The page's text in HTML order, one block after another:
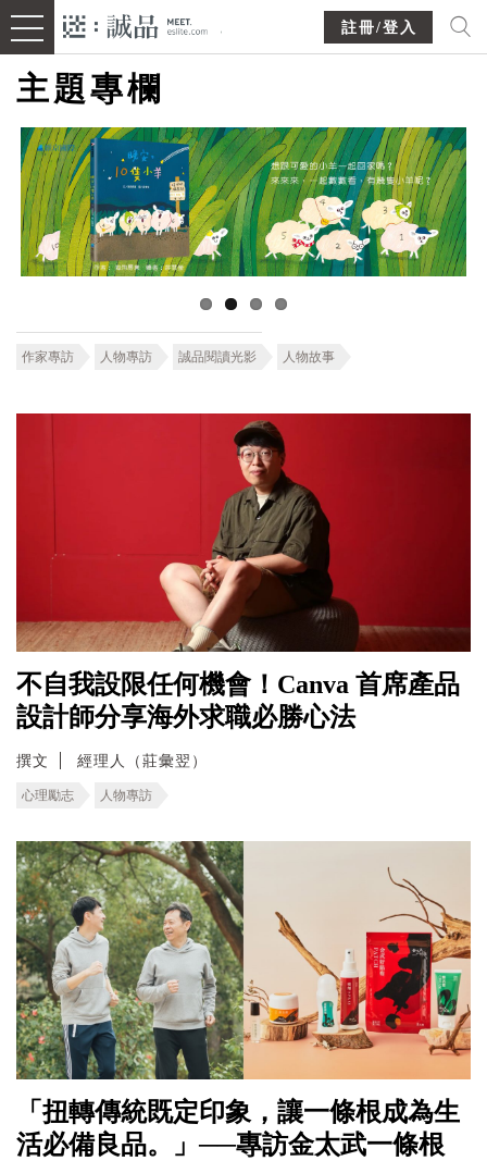
註冊/登入
主題專欄
作家專訪 人物專訪 誠品閱讀光影 人物故事
不自我設限任何機會！Canva 首席產品
設計師分享海外求職必勝心法
撰文 經理人（莊彙翌）
心理勵志 人物專訪
「扭轉傳統既定印象，讓一條根成為生
活必備良品。」──專訪金太武一條根